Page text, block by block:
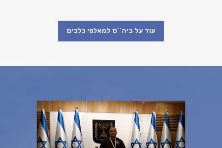
עוד על ביה``ס למאלפי כלבים